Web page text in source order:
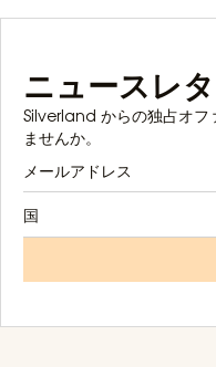
ニュースレ
Silverland からの独占オフ
ませんか。
国